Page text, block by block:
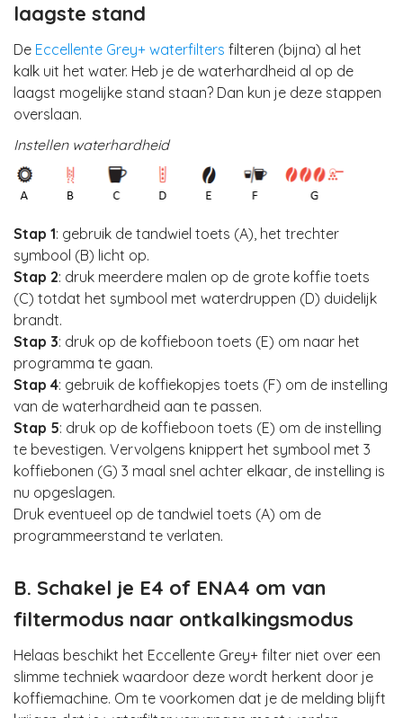
laagste stand
De Eccellente Grey+ waterfilters filteren (bijna) al het
kalk uit het water. Heb je de waterhardheid al op de
laagst mogelijke stand staan? Dan kun je deze stappen
overslaan.
Instellen waterhardheid
Stap 1: gebruik de tandwiel toets (A), het trechter
symbool (B) licht op.
Stap 2: druk meerdere malen op de grote koffie toets
(C) totdat het symbool met waterdruppen (D) duidelijk
brandt.
Stap 3: druk op de koffieboon toets (E) om naar het
programma te gaan.
Stap 4: gebruik de koffiekopjes toets (F) om de instelling
van de waterhardheid aan te passen.
Stap 5: druk op de koffieboon toets (E) om de instelling
te bevestigen. Vervolgens knippert het symbool met 3
koffiebonen (G) 3 maal snel achter elkaar, de instelling is
nu opgeslagen.
Druk eventueel op de tandwiel toets (A) om de
programmeerstand te verlaten.
B. Schakel je E4 of ENA4 om van
filtermodus naar ontkalkingsmodus
Helaas beschikt het Eccellente Grey+ filter niet over een
slimme techniek waardoor deze wordt herkent door je
koffiemachine. Om te voorkomen dat je de melding blijft